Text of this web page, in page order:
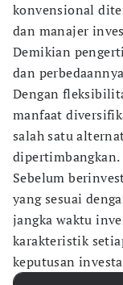
konvensional
dan manajer
Demikian
dan
Dengan
manfaat
salah satu
dipertimbangkan.
Sebelum
yang sesuai
jangka waktu
karakteristik
keputusan